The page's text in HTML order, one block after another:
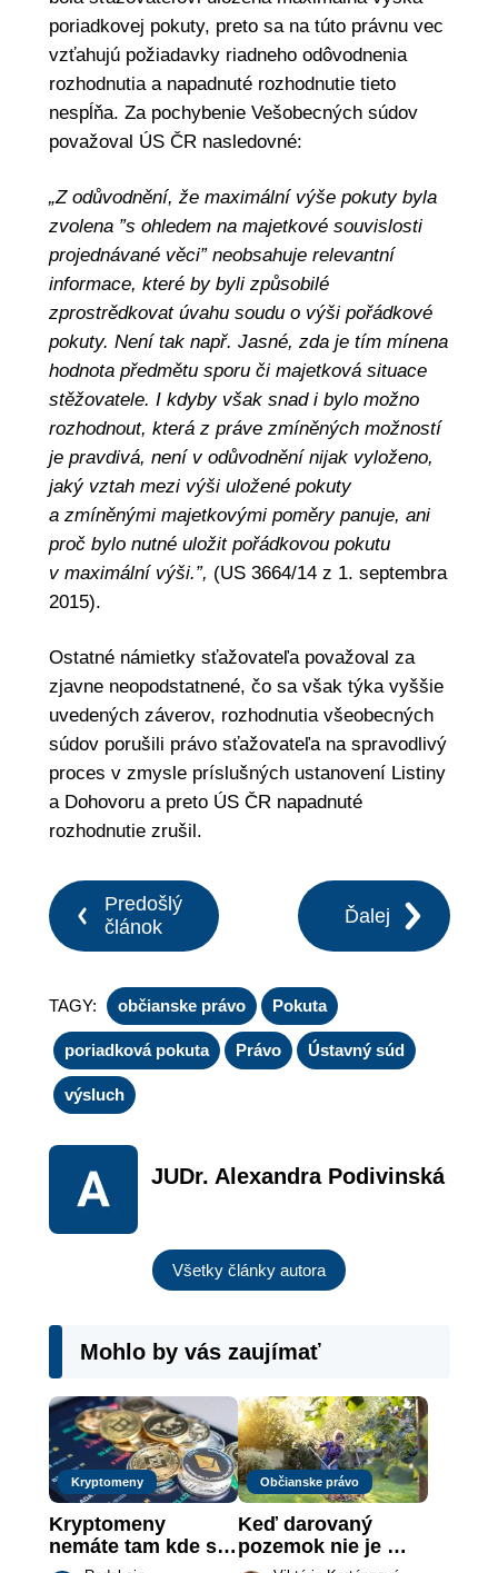
poriadkovej pokuty, preto sa na túto právnu vec
vzťahujú požiadavky riadneho odôvodnenia
rozhodnutia a napadnuté rozhodnutie tieto
nespĺňa. Za pochybenie Vešobecných súdov
považoval ÚS ČR nasledovné:
„Z odůvodnění, že maximální výše pokuty byla
zvolena ”s ohledem na majetkové souvislosti
projednávané věci” neobsahuje relevantní
informace, které by byli způsobilé
zprostrědkovat úvahu soudu o výši pořádkové
pokuty. Není tak např. Jasné, zda je tím mínena
hodnota předmětu sporu či majetková situace
stěžovatele. I kdyby však snad i bylo možno
rozhodnout, která z práve zmíněných možností
je pravdivá, není v odůvodnění nijak vyloženo,
jaký vztah mezi výši uložené pokuty
a zmíněnými majetkovými poměry panuje, ani
proč bylo nutné uložit pořádkovou pokutu
v maximální výši.”, (US 3664/14 z 1. septembra
2015).
Ostatné námietky sťažovateľa považoval za
zjavne neopodstatnené, čo sa však týka vyššie
uvedených záverov, rozhodnutia všeobecných
súdov porušili právo sťažovateľa na spravodlivý
proces v zmysle príslušných ustanovení Listiny
a Dohovoru a preto ÚS ČR napadnuté
rozhodnutie zrušil.
Predošlý
článok
Ďalej
TAGY: občianske právo Pokuta
poriadková pokuta Právo Ústavný súd
výsluch
JUDr. Alexandra Podivinská
Všetky články autora
Mohlo by vás zaujímať
Kryptomeny
Kryptomeny
nemáte tam kde si
myslíte: Viete, kde
Občianske právo
Keď darovaný
pozemok nie je
„hotová vec“: kedy